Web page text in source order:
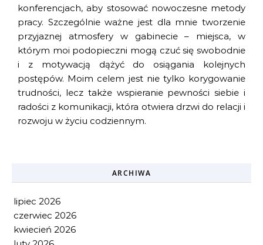
konferencjach, aby stosować nowoczesne metody
pracy. Szczególnie ważne jest dla mnie tworzenie
przyjaznej atmosfery w gabinecie – miejsca, w
którym moi podopieczni mogą czuć się swobodnie
i z motywacją dążyć do osiągania kolejnych
postępów. Moim celem jest nie tylko korygowanie
trudności, lecz także wspieranie pewności siebie i
radości z komunikacji, która otwiera drzwi do relacji i
rozwoju w życiu codziennym.
ARCHIWA
lipiec 2026
czerwiec 2026
kwiecień 2026